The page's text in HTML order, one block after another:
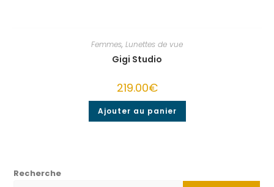
Femmes, Lunettes de vue
Gigi Studio
219.00€
Ajouter au panier
Recherche